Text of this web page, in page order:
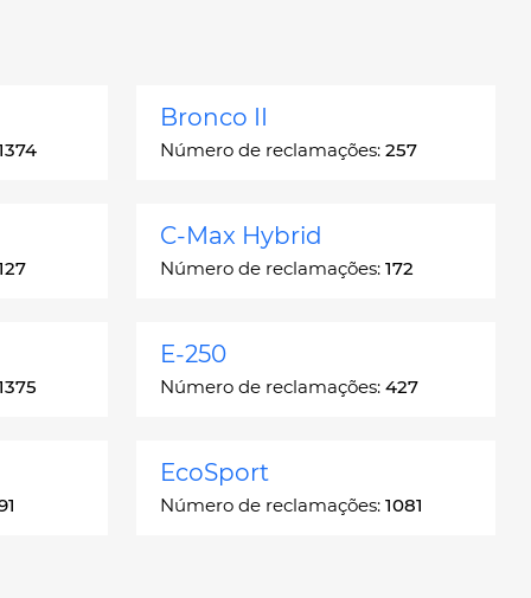
Bronco II
Número de reclamações: 257
C-Max Hybrid
Número de reclamações: 172
E-250
Número de reclamações: 427
EcoSport
Número de reclamações: 1081